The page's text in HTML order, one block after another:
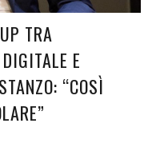
TRA
E
“COSÌ